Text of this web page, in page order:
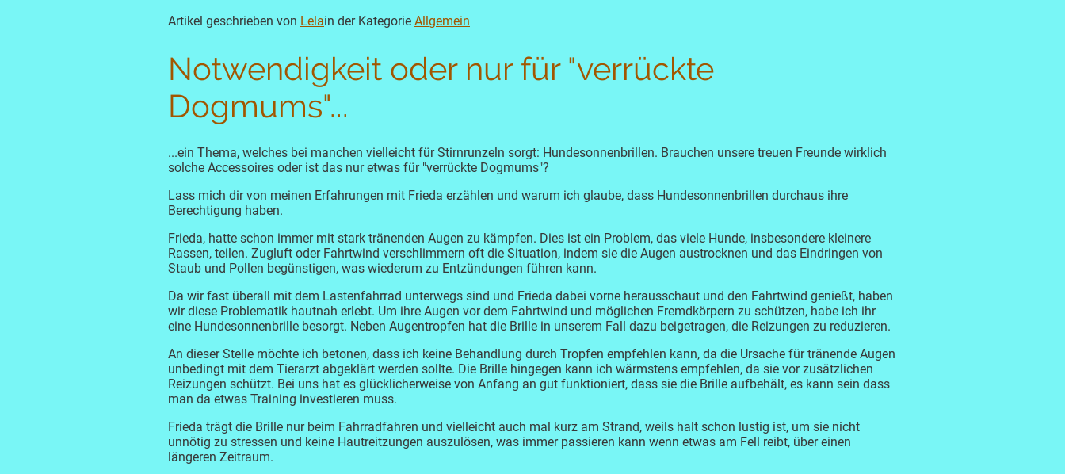
Artikel geschrieben von Lelain der Kategorie Allgemein
Notwendigkeit oder nur für "verrückte
Dogmums"...
...ein Thema, welches bei manchen vielleicht für Stirnrunzeln sorgt: Hundesonnenbrillen. Brauchen unsere treuen Freunde wirklich
solche Accessoires oder ist das nur etwas für "verrückte Dogmums"?
Lass mich dir von meinen Erfahrungen mit Frieda erzählen und warum ich glaube, dass Hundesonnenbrillen durchaus ihre
Berechtigung haben.
Frieda, hatte schon immer mit stark tränenden Augen zu kämpfen. Dies ist ein Problem, das viele Hunde, insbesondere kleinere
Rassen, teilen. Zugluft oder Fahrtwind verschlimmern oft die Situation, indem sie die Augen austrocknen und das Eindringen von
Staub und Pollen begünstigen, was wiederum zu Entzündungen führen kann.
Da wir fast überall mit dem Lastenfahrrad unterwegs sind und Frieda dabei vorne herausschaut und den Fahrtwind genießt, haben
wir diese Problematik hautnah erlebt. Um ihre Augen vor dem Fahrtwind und möglichen Fremdkörpern zu schützen, habe ich ihr
eine Hundesonnenbrille besorgt. Neben Augentropfen hat die Brille in unserem Fall dazu beigetragen, die Reizungen zu reduzieren.
An dieser Stelle möchte ich betonen, dass ich keine Behandlung durch Tropfen empfehlen kann, da die Ursache für tränende Augen
unbedingt mit dem Tierarzt abgeklärt werden sollte. Die Brille hingegen kann ich wärmstens empfehlen, da sie vor zusätzlichen
Reizungen schützt. Bei uns hat es glücklicherweise von Anfang an gut funktioniert, dass sie die Brille aufbehält, es kann sein dass
man da etwas Training investieren muss.
Frieda trägt die Brille nur beim Fahrradfahren und vielleicht auch mal kurz am Strand, weils halt schon lustig ist, um sie nicht
unnötig zu stressen und keine Hautreitzungen auszulösen, was immer passieren kann wenn etwas am Fell reibt, über einen
längeren Zeitraum.